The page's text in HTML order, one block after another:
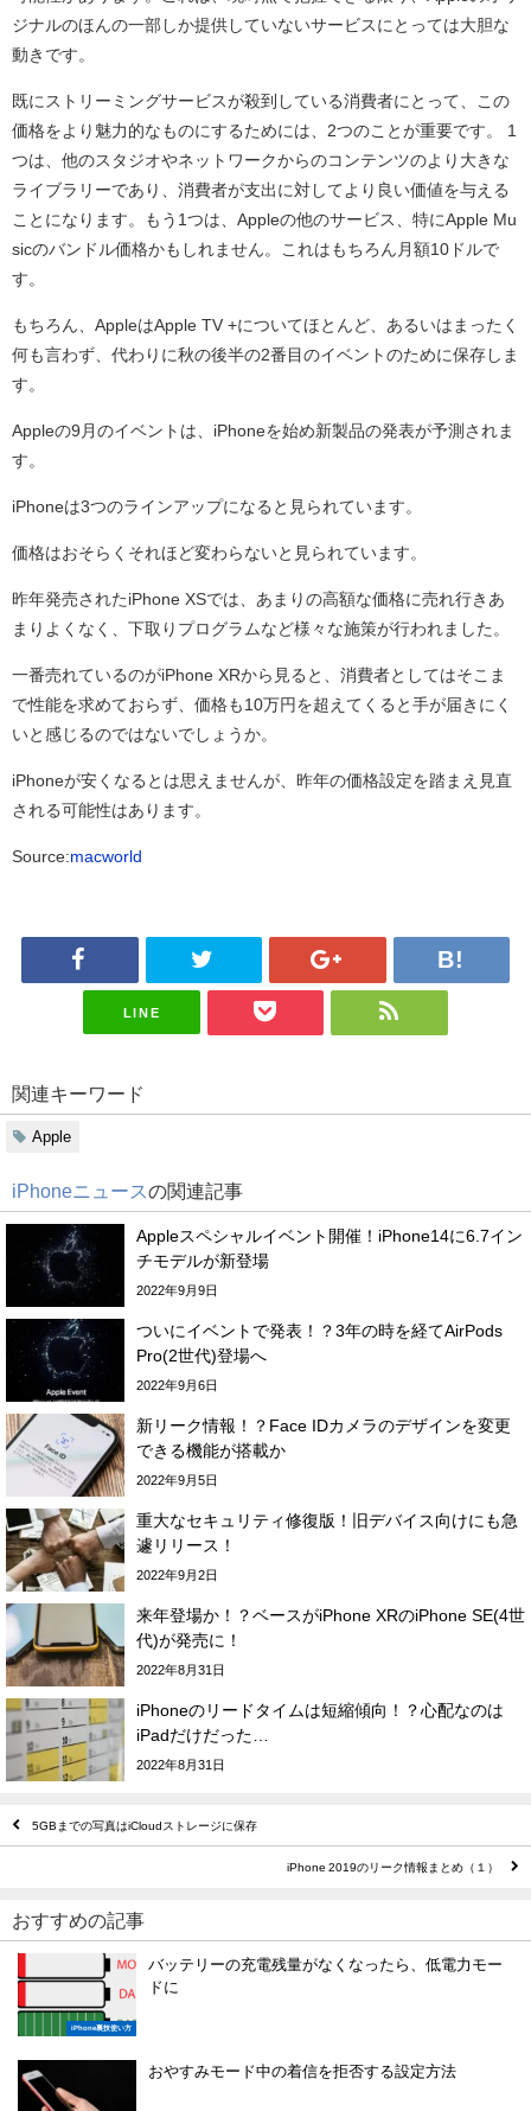
ジナルのほんの一部しか提供していないサービスにとっては大胆な
動きです。
既にストリーミングサービスが殺到している消費者にとって、この
価格をより魅力的なものにするためには、2つのことが重要です。 1
つは、他のスタジオやネットワークからのコンテンツのより大きな
ライブラリーであり、消費者が支出に対してより良い価値を与える
ことになります。もう1つは、Appleの他のサービス、特にApple Mu
sicのバンドル価格かもしれません。これはもちろん月額10ドルで
す。
もちろん、AppleはApple TV +についてほとんど、あるいはまったく
何も言わず、代わりに秋の後半の2番目のイベントのために保存しま
す。
Appleの9月のイベントは、iPhoneを始め新製品の発表が予測されま
す。
iPhoneは3つのラインアップになると見られています。
価格はおそらくそれほど変わらないと見られています。
昨年発売されたiPhone XSでは、あまりの高額な価格に売れ行きあ
まりよくなく、下取りプログラムなど様々な施策が行われました。
一番売れているのがiPhone XRから見ると、消費者としてはそこま
で性能を求めておらず、価格も10万円を超えてくると手が届きにく
いと感じるのではないでしょうか。
iPhoneが安くなるとは思えませんが、昨年の価格設定を踏まえ見直
される可能性はあります。
Source:macworld
LINE
関連キーワード
Apple
iPhoneニュースの関連記事
Appleスペシャルイベント開催！iPhone14に6.7イン
チモデルが新登場
2022年9月9日
ついにイベントで発表！？3年の時を経てAirPods
Pro(2世代)登場へ
2022年9月6日
新リーク情報！？Face IDカメラのデザインを変更
できる機能が搭載か
2022年9月5日
重大なセキュリティ修復版！旧デバイス向けにも急
遽リリース！
2022年9月2日
来年登場か！？ベースがiPhone XRのiPhone SE(4世
代)が発売に！
2022年8月31日
iPhoneのリードタイムは短縮傾向！？心配なのは
iPadだけだった…
2022年8月31日
5GBまでの写真はiCloudストレージに保存
iPhone 2019のリーク情報まとめ（１）
おすすめの記事
iPhone裏技使い方
バッテリーの充電残量がなくなったら、低電力モー
ドに
おやすみモード中の着信を拒否する設定方法